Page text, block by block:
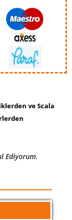
ve Scala
Ediyorum.